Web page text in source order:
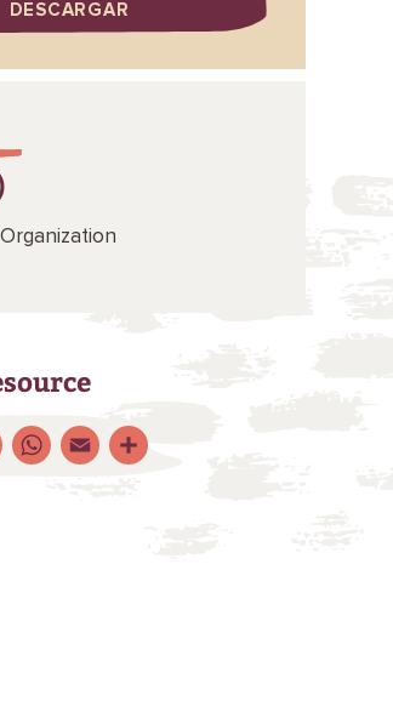
DESCARGAR
LinkedIn
WhatsApp
EmailShare